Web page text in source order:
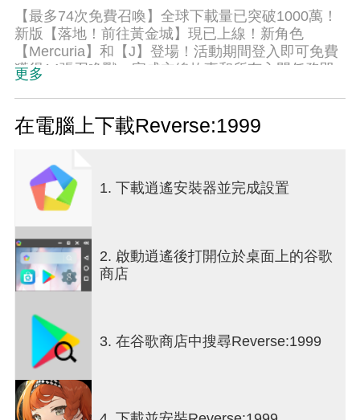
【最多74次免費召喚】全球下載量已突破1000萬！
新版【落地！前往黃金城】現已上線！新角色
【Mercuria】和【J】登場！活動期間登入即可免費
獲得14張召喚獸。完成主線故事和所有入門任務即
的 20 世紀穿越策略角色扮演遊戲。 1999年的最後
一天，「風暴」降臨人間。你在不斷升起的雨滴下
面前的是一個早已過去的時代的世界。作為時代的
守護者、時代的觀察者，你可以在每次「風暴」之
後自由地穿越這些時代。在強大的奧術師和基金會
盟友索內託的幫助下，你的任務是穿越時代，到達
「風暴」最活躍的地方，找到其他能夠感知即將到
來的「風暴」的奧術師，並將他們從「風暴」中拯
救出來。▶▶融合復古與現代美學的令人驚嘆的視
融合了普普藝術、古典油畫和歷史上更多的藝術風
格。 ▶▶跨越20世紀的電影冒險◀◀從咆哮的20年
代到世紀之交，你將踏上跨越時空的旅程，揭開
「風暴」的真相和1999年的謎團。▶▶純正口音的
全英文配音◀◀讓自己沉浸在過去的歲月中。享受
由具有英國、義大利、法國和其他口音的不同配音
更多
在電腦上下載Reverse:1999
1. 下載逍遙安裝器並完成設置
2. 啟動逍遙後打開位於桌面上的谷歌
商店
3. 在谷歌商店中搜尋Reverse:1999